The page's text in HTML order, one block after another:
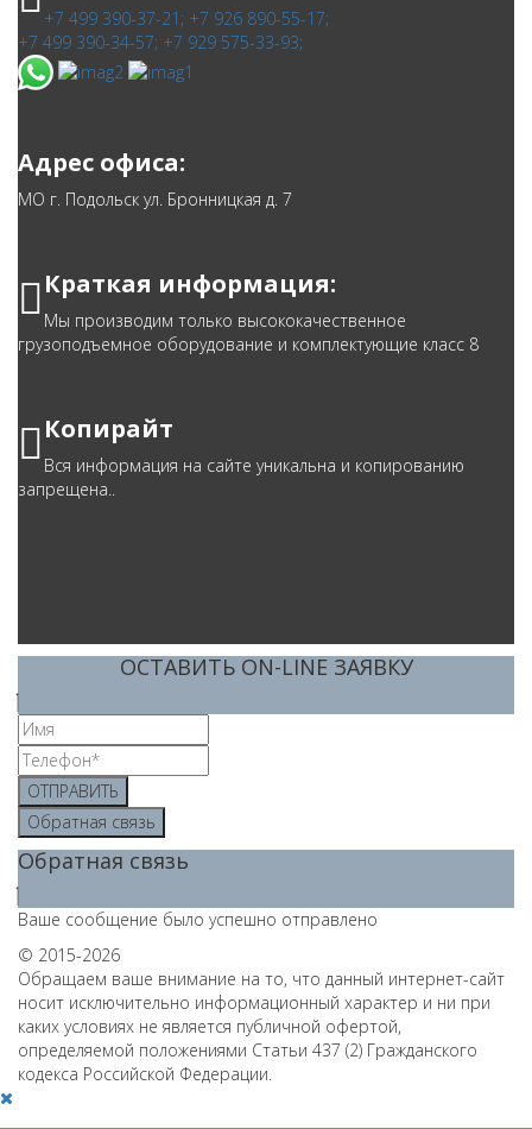
+7 499 390-37-21; +7 926 890-55-17;
+7 499 390-34-57; +7 929 575-33-93;
Адрес офиса:
МО г. Подольск ул. Бронницкая д. 7
Краткая информация:
Мы производим только высококачественное
грузоподъемное оборудование и комплектующие класс 8
Копирайт
Вся информация на сайте уникальна и копированию
запрещена..
ОСТАВИТЬ ON-LINE ЗАЯВКУ
ОТПРАВИТЬ
Обратная связь
Обратная связь
Ваше сообщение было успешно отправлено
© 2015-2026
Обращаем ваше внимание на то, что данный интернет-сайт
носит исключительно информационный характер и ни при
каких условиях не является публичной офертой,
определяемой положениями Статьи 437 (2) Гражданского
кодекса Российской Федерации.